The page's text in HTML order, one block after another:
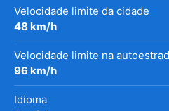
Velocidade limite da cidade
48 km/h
Velocidade limite na
96 km/h
Idioma